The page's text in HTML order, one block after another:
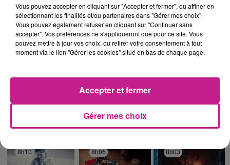
TITRES DIFFUSÉS
8h20
8h20
Dai Dai
8h19
8h19
DAMIANO DAVID
Next Summer
8h14
8h14
8h10
8h10 8h06
8h06 8h03
8h03
Vous pouvez accepter en cliquant sur "Accepter et fermer", ou affiner en
sélectionnant les finalités et/ou partenaires dans "Gérer mes choix".
Vous pouvez également refuser en cliquant sur "Continuer sans
accepter". Vos préférences ne s'appliqueront que pour ce site. Vous
pouvez mettre à jour vos choix, ou retirer votre consentement à tout
moment via le lien "Gérer les cookies" situé en bas de chaque page.
Gérer mes choix
Accepter et fermer